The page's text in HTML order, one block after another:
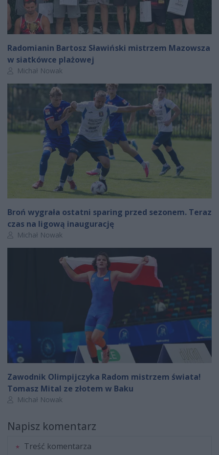
Radomianin Bartosz Sławiński mistrzem Mazowsza
w siatkówce plażowej
Autor artykułu:
Michał Nowak
Broń wygrała ostatni sparing przed sezonem. Teraz
czas na ligową inaugurację
Autor artykułu:
Michał Nowak
Zawodnik Olimpijczyka Radom mistrzem świata!
Tomasz Mital ze złotem w Baku
Autor artykułu:
Michał Nowak
Napisz komentarz
Treść komentarza